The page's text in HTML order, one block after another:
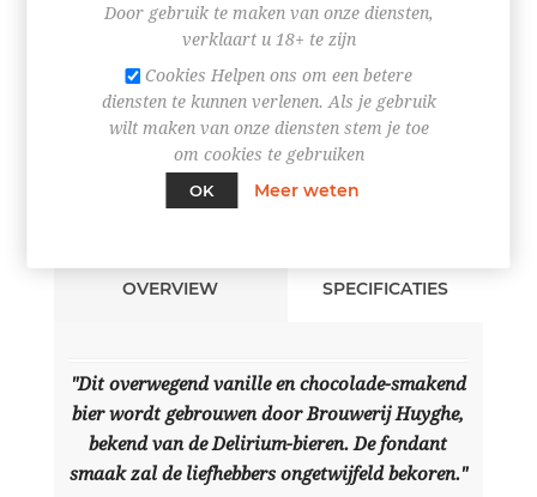
-
BESTEL NU!
OVERVIEW SPECIFICATIES
"Dit overwegend vanille en chocolade-smakend
bier wordt gebrouwen door Brouwerij Huyghe,
bekend van de Delirium-bieren. De fondant
smaak zal de liefhebbers ongetwijfeld bekoren."
Door gebruik te maken van onze diensten,
verklaart u 18+ te zijn
Cookies Helpen ons om een betere
diensten te kunnen verlenen. Als je gebruik
wilt maken van onze diensten stem je toe
om cookies te gebruiken
OK
Meer weten